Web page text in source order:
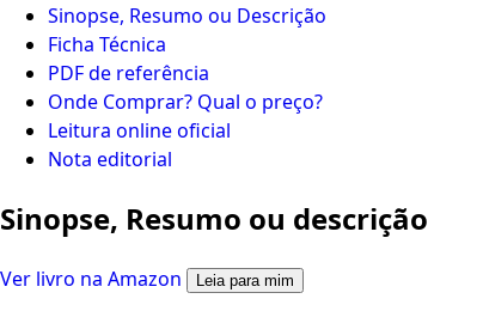
Sinopse, Resumo ou Descrição
Ficha Técnica
PDF de referência
Onde Comprar? Qual o preço?
Leitura online oficial
Nota editorial
Sinopse, Resumo ou descrição
Ver livro na Amazon Leia para mim